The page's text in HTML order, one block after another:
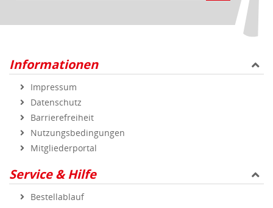
Informationen
Impressum
Datenschutz
Barrierefreiheit
Nutzungsbedingungen
Mitgliederportal
Service & Hilfe
Bestellablauf